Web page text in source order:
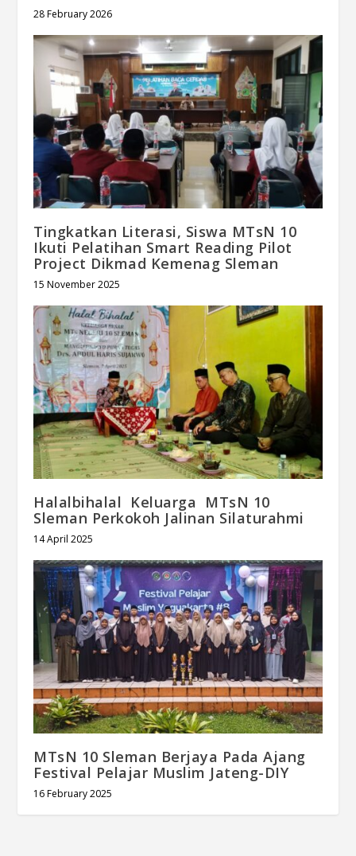
28 February 2026
Tingkatkan Literasi, Siswa MTsN 10
Ikuti Pelatihan Smart Reading Pilot
Project Dikmad Kemenag Sleman
15 November 2025
Halalbihalal Keluarga MTsN 10
Sleman Perkokoh Jalinan Silaturahmi
14 April 2025
MTsN 10 Sleman Berjaya Pada Ajang
Festival Pelajar Muslim Jateng-DIY
16 February 2025